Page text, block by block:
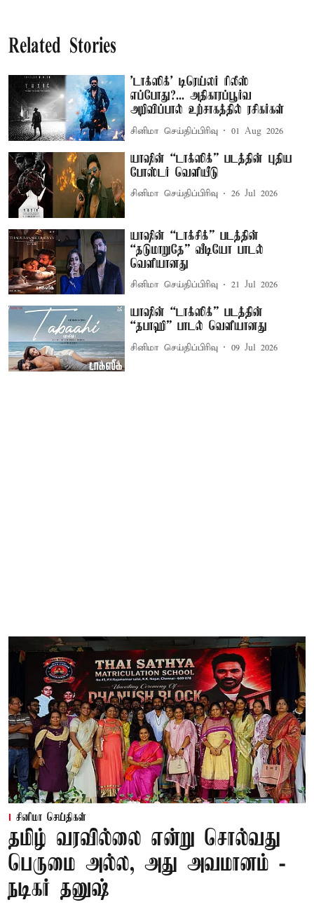
Related Stories
'டாக்ஸிக்' டிரெய்லர் ரிலீஸ்
எப்போது?... அதிகாரப்பூர்வ
அறிவிப்பால் உற்சாகத்தில் ரசிகர்கள்
சினிமா செய்திப்பிரிவு 01 Aug 2026
யாஷின் “டாக்ஸிக்” படத்தின் புதிய
போஸ்டர் வெளியீடு
சினிமா செய்திப்பிரிவு 26 Jul 2026
யாஷின் “டாக்சிக்” படத்தின்
“தடுமாறுதே” வீடியோ பாடல்
வெளியானது
சினிமா செய்திப்பிரிவு 21 Jul 2026
யாஷின் “டாக்ஸிக்” படத்தின்
“தபாஹி” பாடல் வெளியானது
சினிமா செய்திப்பிரிவு 09 Jul 2026
சினிமா செய்திகள்
தமிழ் வரவில்லை என்று சொல்வது
பெருமை அல்ல, அது அவமானம் -
நடிகர் தனுஷ்